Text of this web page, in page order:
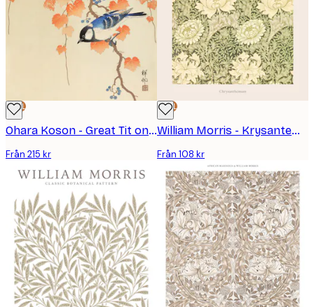
DEAL
Ohara Koson - Great Tit on Paulownia Branch Poster
Från 215 kr
DEAL
William Morris - KrysantemumPoster
Från 108 kr